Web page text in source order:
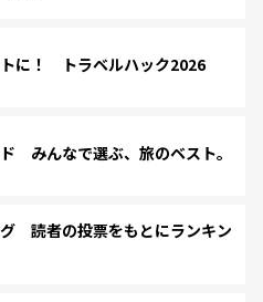
に！ トラベルハック2026
みんなで選ぶ、旅のベスト。
読者の投票をもとにランキン